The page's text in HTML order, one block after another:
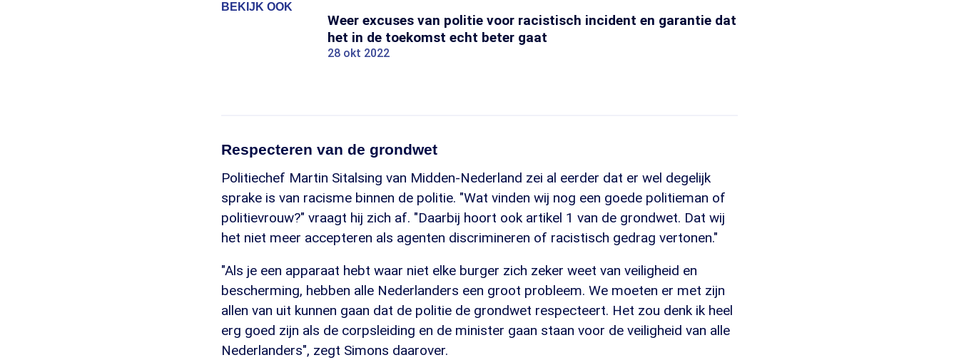
BEKIJK OOK
Weer excuses van politie voor racistisch incident en garantie dat
het in de toekomst echt beter gaat
28 okt 2022
Respecteren van de grondwet
Politiechef Martin Sitalsing van Midden-Nederland zei al eerder dat er wel degelijk
sprake is van racisme binnen de politie. "Wat vinden wij nog een goede politieman of
politievrouw?" vraagt hij zich af. "Daarbij hoort ook artikel 1 van de grondwet. Dat wij
het niet meer accepteren als agenten discrimineren of racistisch gedrag vertonen."
"Als je een apparaat hebt waar niet elke burger zich zeker weet van veiligheid en
bescherming, hebben alle Nederlanders een groot probleem. We moeten er met zijn
allen van uit kunnen gaan dat de politie de grondwet respecteert. Het zou denk ik heel
erg goed zijn als de corpsleiding en de minister gaan staan voor de veiligheid van alle
Nederlanders", zegt Simons daarover.